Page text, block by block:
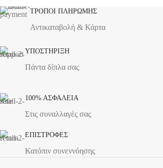
ΤΡΟΠΟΙ ΠΛΗΡΩΜΗΣ
Αντικαταβολή & Κάρτα
ΥΠΟΣΤΗΡΙΞΗ
Πάντα δίπλα σας
100% ΑΣΦΑΛΕΙΑ
Στις συναλλαγές σας
ΕΠΙΣΤΡΟΦΕΣ
Κατόπιν συνεννόησης